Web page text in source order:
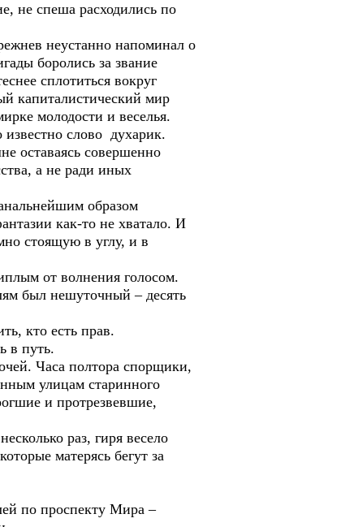
не спеша расходились по
неустанно напоминал о
боролись за звание
сплотиться вокруг
капиталистический мир
молодости и веселья.
слово духарик.
оставаясь совершенно
а не ради иных
образом
как-то не хватало. И
стоящую в углу, и в
от волнения голосом.
был нешуточный – десять
кто есть прав.
в путь.
Часа полтора спорщики,
улицам старинного
и протрезвевшие,
раз, гиря весело
матерясь бегут за
по проспекту Мира –